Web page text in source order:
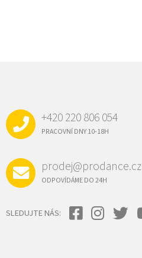
+420 220 806 054
PRACOVNÍ DNY 10-18H
prodej@prodance.cz
ODPOVÍDÁME DO 24H
SLEDUJTE NÁS: